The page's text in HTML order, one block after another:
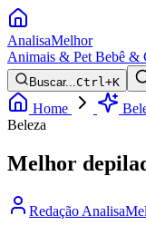
AnalisaMelhor
Animais & Pet Bebê &
Buscar...Ctrl+K
Home
Beleza
Melhor
Redação